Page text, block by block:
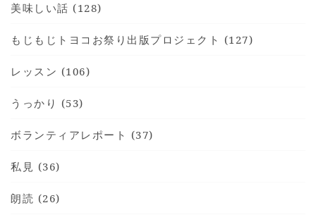
BLOG
LESSON
美味しい話 (128)
もじもじトヨコお祭り出版プロジェクト (127)
レッスン (106)
うっかり (53)
ボランティアレポート (37)
私見 (36)
朗読 (26)